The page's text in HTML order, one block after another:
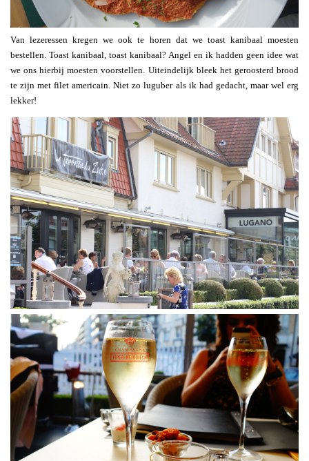
Van lezeressen kregen we ook te horen dat we toast kanibaal moesten
bestellen. Toast kanibaal, toast kanibaal? Angel en ik hadden geen idee wat
we ons hierbij moesten voorstellen. Uiteindelijk bleek het geroosterd brood
te zijn met filet americain. Niet zo luguber als ik had gedacht, maar wel erg
lekker!